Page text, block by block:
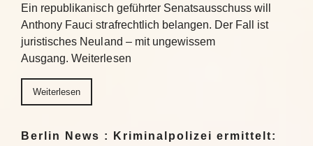
Ein republikanisch geführter Senatsausschuss will
Anthony Fauci strafrechtlich belangen. Der Fall ist
juristisches Neuland – mit ungewissem
Ausgang. Weiterlesen
Weiterlesen
Berlin News : Kriminalpolizei ermittelt: